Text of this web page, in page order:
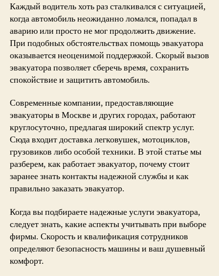
Каждый водитель хоть раз сталкивался с ситуацией,
когда автомобиль неожиданно ломался, попадал в
аварию или просто не мог продолжить движение.
При подобных обстоятельствах помощь эвакуатора
оказывается неоценимой поддержкой. Скорый вызов
эвакуаторапозволяет сберечь время, сохранить
спокойствие и защитить автомобиль.
Современные компании, предоставляющие
эвакуаторы в Москве и других городах, работают
круглосуточно, предлагая широкий спектр услуг.
Сюда входит доставка легковушек, мотоциклов,
грузовиков либо особой техники. В этой статье мы
разберем, как работает эвакуатор, почему стоит
заранее знать контакты надежной службы и как
правильнозаказать эвакуатор.
Когда вы подбираете надежные услуги эвакуатора,
следует знать, какие аспекты учитывать при выборе
фирмы. Скорость и квалификация сотрудников
определяют безопасность машины и ваш душевный
комфорт.